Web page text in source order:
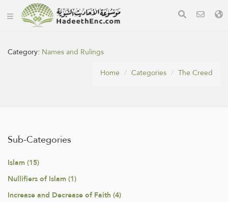
Category: Names and Rulings
Home
Categories The Creed
Sub-Categories
Islam (15)
Nullifiers of Islam (1)
Increase and Decrease of Faith (4)